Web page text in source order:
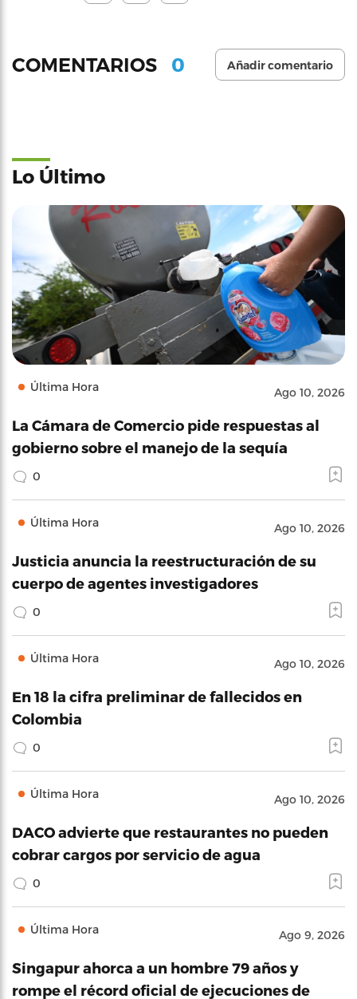
COMENTARIOS 0 Añadir comentario
Lo Último
Última Hora Ago 10, 2026
La Cámara de Comercio pide respuestas al
gobierno sobre el manejo de la sequía
0
Última Hora Ago 10, 2026
Justicia anuncia la reestructuración de su
cuerpo de agentes investigadores
0
Última Hora Ago 10, 2026
En 18 la cifra preliminar de fallecidos en
Colombia
0
Última Hora Ago 10, 2026
DACO advierte que restaurantes no pueden
cobrar cargos por servicio de agua
0
Última Hora Ago 9, 2026
Singapur ahorca a un hombre 79 años y
rompe el récord oficial de ejecuciones de